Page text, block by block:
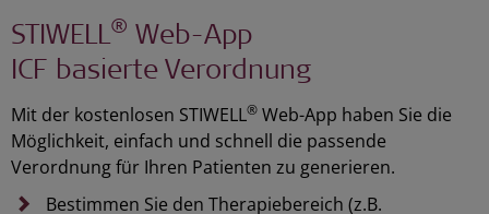
STIWELL® Web-App
ICF basierte Verordnung
Mit der kostenlosen STIWELL® Web-App haben Sie die
Möglichkeit, einfach und schnell die passende
Verordnung für Ihren Patienten zu generieren.
Bestimmen Sie den Therapiebereich (z.B.